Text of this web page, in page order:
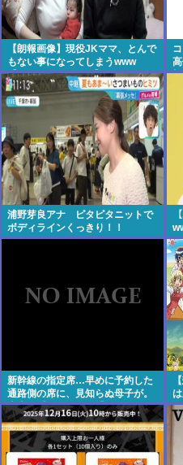
【朗報画像】現役JKママ、とんで
もない事になってしまうwww
【Pickup07091604】
浦野芽良アナ ピタピタニットで
ボディラインくっきり！！
新幹線の指定席…早めに予約した
通路側の席に、見知らぬ母子が。
車掌の呼びかけにも「目を閉じて
無視」して居座られました。無理
やり奪われた席は、結局“やったも
ん勝ち”になってしまうのでしょう
か？ 8/7